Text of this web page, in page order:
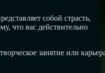
собой страсть,
что вас действительно
занятие или